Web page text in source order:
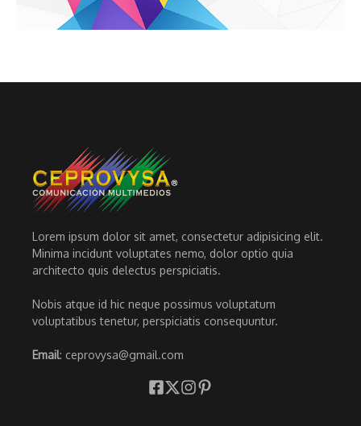
Lorem ipsum dolor sit amet, consectetur adipisicing elit.
Minima incidunt voluptates nemo, dolor optio quia
architecto quis delectus perspiciatis.
Nobis atque id hic neque possimus voluptatum
voluptatibus tenetur, perspiciatis consequuntur.
Email: ceprovysa@gmail.com